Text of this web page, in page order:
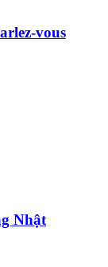
vous
Nhật